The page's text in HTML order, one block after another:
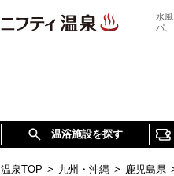
水
パ
温浴施設を探す
温泉TOP > 九州・沖縄 > 鹿児島県